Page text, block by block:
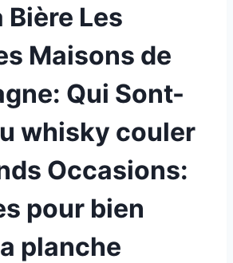
Bière Les
Maisons de
Qui Sont-
whisky couler
Occasions:
pour bien
planche